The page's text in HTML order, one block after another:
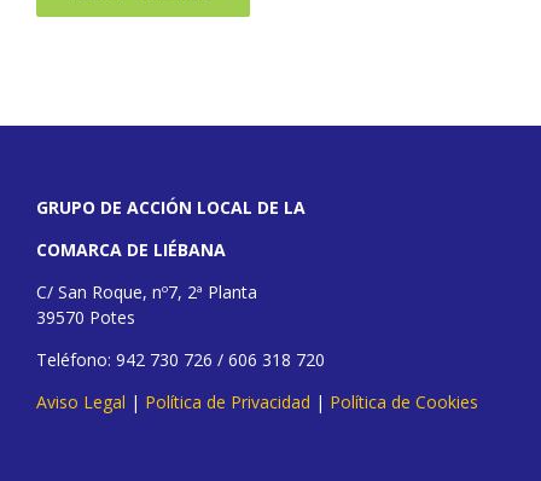
GRUPO DE ACCIÓN LOCAL DE LA
COMARCA DE LIÉBANA
C/ San Roque, nº7, 2ª Planta
39570 Potes
Teléfono: 942 730 726 / 606 318 720
Aviso Legal | Política de Privacidad | Política de Cookies